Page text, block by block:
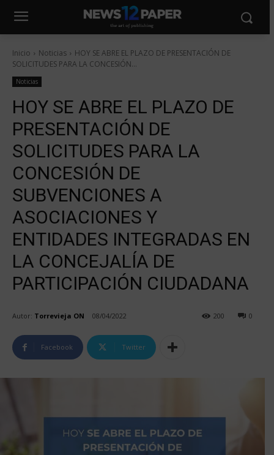
Inicio Noticias
HOY SE ABRE EL PLAZO DE PRESENTACIÓN DE
SOLICITUDES PARA LA CONCESIÓN...
Noticias
HOY SE ABRE EL PLAZO DE
PRESENTACIÓN DE
SOLICITUDES PARA LA
CONCESIÓN DE
SUBVENCIONES A
ASOCIACIONES Y
ENTIDADES INTEGRADAS EN
LA CONCEJALÍA DE
PARTICIPACIÓN CIUDADANA
Autor: Torrevieja ON 08/04/2022 0
200
Facebook Twitter